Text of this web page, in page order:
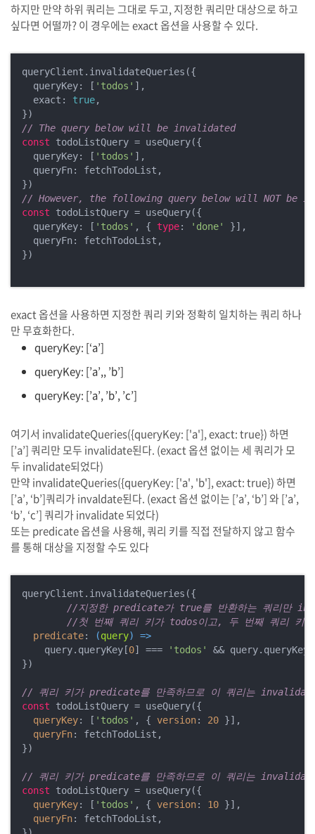
하지만 만약 하위 쿼리는 그대로 두고, 지정한 쿼리만 대상으로 하고
싶다면 어떨까? 이 경우에는 exact 옵션을 사용할 수 있다.
queryClient.invalidateQueries({
  queryKey: [
'todos' ],
  exact:
true,
// The query below will be invalidated
const todoListQuery = useQuery({
  queryKey: [
'todos' ],
  queryFn: fetchTodoList,
// However, the following query below will NOT be
const todoListQuery = useQuery({
  queryKey: [
'todos' , { type: 'done'
}],
  queryFn: fetchTodoList,
})
exact 옵션을 사용하면 지정한 쿼리 키와 정확히 일치하는 쿼리 하나
만 무효화한다.
queryKey: [‘a’]
queryKey: [’a’,, ’b’]
queryKey: [’a’, ’b’, ’c’]
여기서 invalidateQueries({queryKey: ['a'], exact: true}) 하면
[’a’] 쿼리만 모두 invalidate된다. (exact 옵션 없이는 세 쿼리가 모
두 invalidate되었다)
만약 invalidateQueries({queryKey: ['a', 'b'], exact: true}) 하면
[’a’, ‘b’]쿼리가 invaldate된다. (exact 옵션 없이는 [’a’, ‘b’] 와 [’a’,
‘b’, ‘c’] 쿼리가 invalidate 되었다)
또는 predicate 옵션을 사용해, 쿼리 키를 직접 전달하지 않고 함수
를 통해 대상을 지정할 수도 있다
queryClient.invalidateQueries({
//지정한 predicate가 true를 반환하는 쿼리만
//첫 번째 쿼리 키가 todos이고, 두 번째 쿼리 키
predicate: (query) =>
    query.queryKey[
0] === 'todos' && query.queryKey[
})
// 쿼리 키가 predicate를 만족하므로 이 쿼리는
const todoListQuery = useQuery({
queryKey: [ 'todos' , { version: 20 }],
queryFn: fetchTodoList,
})
// 쿼리 키가 predicate를 만족하므로 이 쿼리는
const todoListQuery = useQuery({
queryKey: [ 'todos' , { version: 10 }],
queryFn: fetchTodoList,